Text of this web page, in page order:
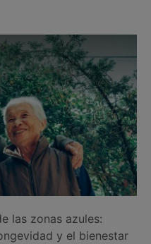
las zonas azules:
y el bienestar